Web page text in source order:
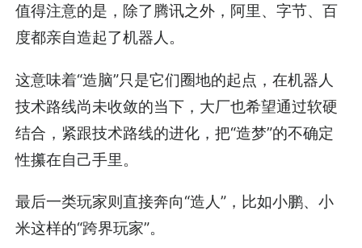
值得注意的是，除了腾讯之外，阿里、字节、百
度都亲自造起了机器人。
这意味着“造脑”只是它们圈地的起点，在机器人
技术路线尚未收敛的当下，大厂也希望通过软硬
结合，紧跟技术路线的进化，把“造梦”的不确定
性攥在自己手里。
最后一类玩家则直接奔向“造人”，比如小鹏、小
米这样的“跨界玩家”。